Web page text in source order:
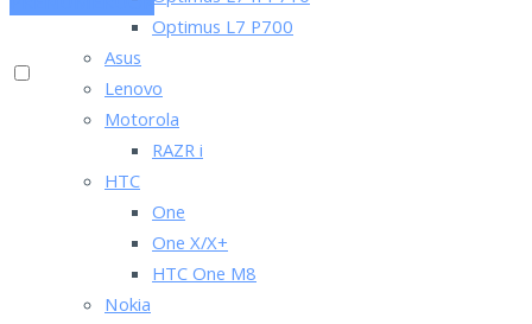
Optimus L7 P700
Asus
Lenovo
Motorola
RAZR i
HTC
One
One X/X+
HTC One M8
Nokia